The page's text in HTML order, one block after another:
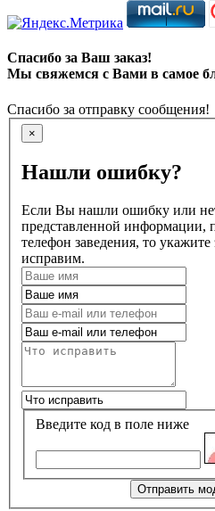
Спасибо за Ваш заказ!
Мы свяжемся с Вами в самое
Спасибо за отправку сообщения!
×
Нашли ошибку?
Если Вы нашли ошибку или
представленной информации,
телефон заведения, то
исправим.
Введите код в поле ниже
Отправить